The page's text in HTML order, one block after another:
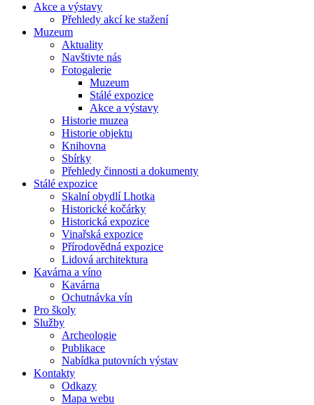
Akce a výstavy
Přehledy akcí ke stažení
Muzeum
Aktuality
Navštivte nás
Fotogalerie
Muzeum
Stálé expozice
Akce a výstavy
Historie muzea
Historie objektu
Knihovna
Sbírky
Přehledy činnosti a dokumenty
Stálé expozice
Skalní obydlí Lhotka
Historické kočárky
Historická expozice
Vinařská expozice
Přírodovědná expozice
Lidová architektura
Kavárna a víno
Kavárna
Ochutnávka vín
Pro školy
Služby
Archeologie
Publikace
Nabídka putovních výstav
Kontakty
Odkazy
Mapa webu